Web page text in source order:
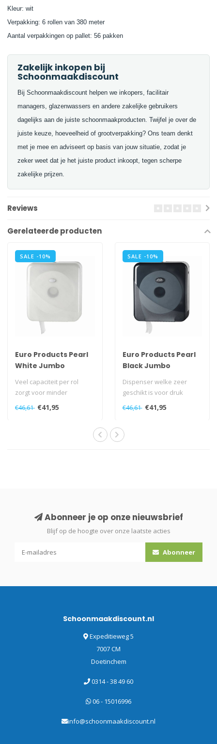
Kleur: wit
Verpakking: 6 rollen van 380 meter
Aantal verpakkingen op pallet: 56 pakken
Zakelijk inkopen bij
Schoonmaakdiscount
Bij Schoonmaakdiscount helpen we inkopers, facilitair
managers, glazenwassers en andere zakelijke gebruikers
dagelijks aan de juiste schoonmaakproducten. Twijfel je over de
juiste keuze, hoeveelheid of grootverpakking? Ons team denkt
met je mee en adviseert op basis van jouw situatie, zodat je
zeker weet dat je het juiste product inkoopt, tegen scherpe
zakelijke prijzen.
Reviews
Gerelateerde producten
SALE -10%
Euro Products Pearl
White Jumbo
toiletrolhouder -
Maxi
Veel capaciteit per rol
zorgt voor minder
vervanging van de rol en
€46,61 €41,95
SALE -10%
Euro Products Pearl
Black Jumbo
toiletrolhouder -
Maxi
Dispenser welke zeer
geschikt is voor druk
bezochte locaties. Veel
€46,61 €41,95
Abonneer je op onze nieuwsbrief
Blijf op de hoogte over onze laatste acties
Abonneer
Schoonmaakdiscount.nl
Expeditieweg 5
7007 CM
Doetinchem
0314 - 38 49 60
06 - 15016996
info@schoonmaakdiscount.nl